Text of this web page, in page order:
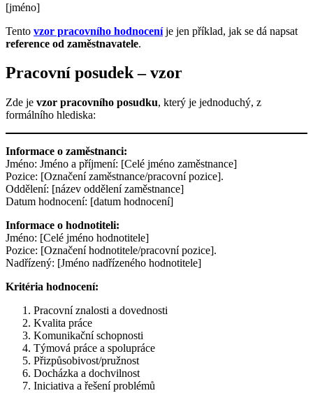
[jméno]
Tento vzor pracovního hodnoceníje jen příklad, jak se dá napsat
reference od zaměstnavatele.
Pracovní posudek – vzor
Zde je vzor pracovního posudku, který je jednoduchý, z
formálního hlediska:
Informace o zaměstnanci:
Jméno: Jméno a příjmení: [Celé jméno zaměstnance]
Pozice: [Označení zaměstnance/pracovní pozice].
Oddělení: [název oddělení zaměstnance]
Datum hodnocení: [datum hodnocení]
Informace o hodnotiteli:
Jméno: [Celé jméno hodnotitele]
Pozice: [Označení hodnotitele/pracovní pozice].
Nadřízený: [Jméno nadřízeného hodnotitele]
Kritéria hodnocení:
Pracovní znalosti a dovednosti
Kvalita práce
Komunikační schopnosti
Týmová práce a spolupráce
Přizpůsobivost/pružnost
Docházka a dochvilnost
Iniciativa a řešení problémů